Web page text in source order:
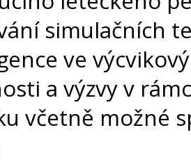
simulačních
ve
a výzvy v
včetně možné